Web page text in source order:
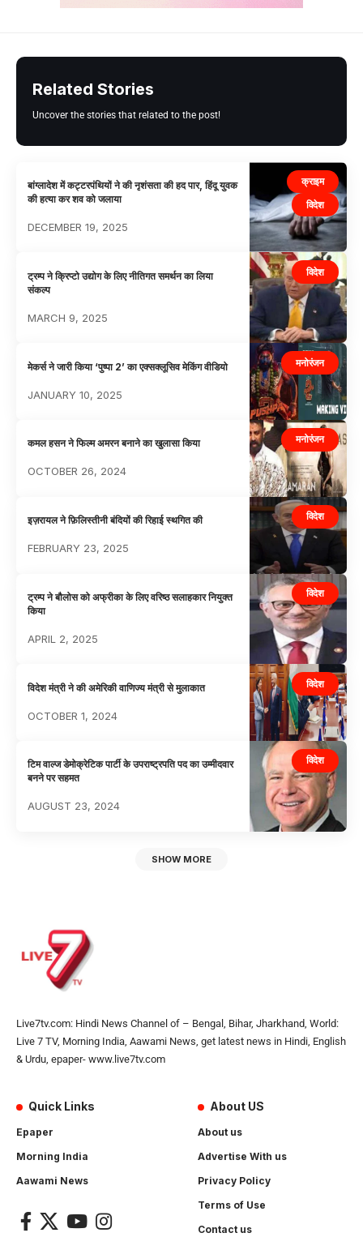
Related Stories
Uncover the stories that related to the post!
क्राइम
विदेश
बांग्लादेश में कट्टरपंथियों ने की नृशंसता की हद पार, हिंदू युवक
की हत्या कर शव को जलाया
DECEMBER 19, 2025
विदेश
ट्रम्प ने क्रिप्टो उद्योग के लिए नीतिगत समर्थन का लिया
संकल्प
MARCH 9, 2025
मनोरंजन
मेकर्स ने जारी किया ‘पुष्पा 2’ का एक्सक्लूसिव मेकिंग वीडियो
JANUARY 10, 2025
मनोरंजन
कमल हसन ने फिल्म अमरन बनाने का खुलासा किया
OCTOBER 26, 2024
विदेश
इज़रायल ने फ़िलिस्तीनी बंदियों की रिहाई स्थगित की
FEBRUARY 23, 2025
विदेश
ट्रम्प ने बौलोस को अफ्रीका के लिए वरिष्ठ सलाहकार नियुक्त
किया
APRIL 2, 2025
विदेश
विदेश मंत्री ने की अमेरिकी वाणिज्य मंत्री से मुलाकात
OCTOBER 1, 2024
विदेश
टिम वाल्ज डेमोक्रेटिक पार्टी के उपराष्ट्रपति पद का उम्मीदवार
बनने पर सहमत
AUGUST 23, 2024
SHOW MORE
Live7tv.com: Hindi News Channel of – Bengal, Bihar, Jharkhand, World:
Live 7 TV, Morning India, Aawami News, get latest news in Hindi, English
& Urdu, epaper- www.live7tv.com
Quick Links
Epaper
Morning India
Aawami News
About US
About us
Advertise With us
Privacy Policy
Terms of Use
Contact us